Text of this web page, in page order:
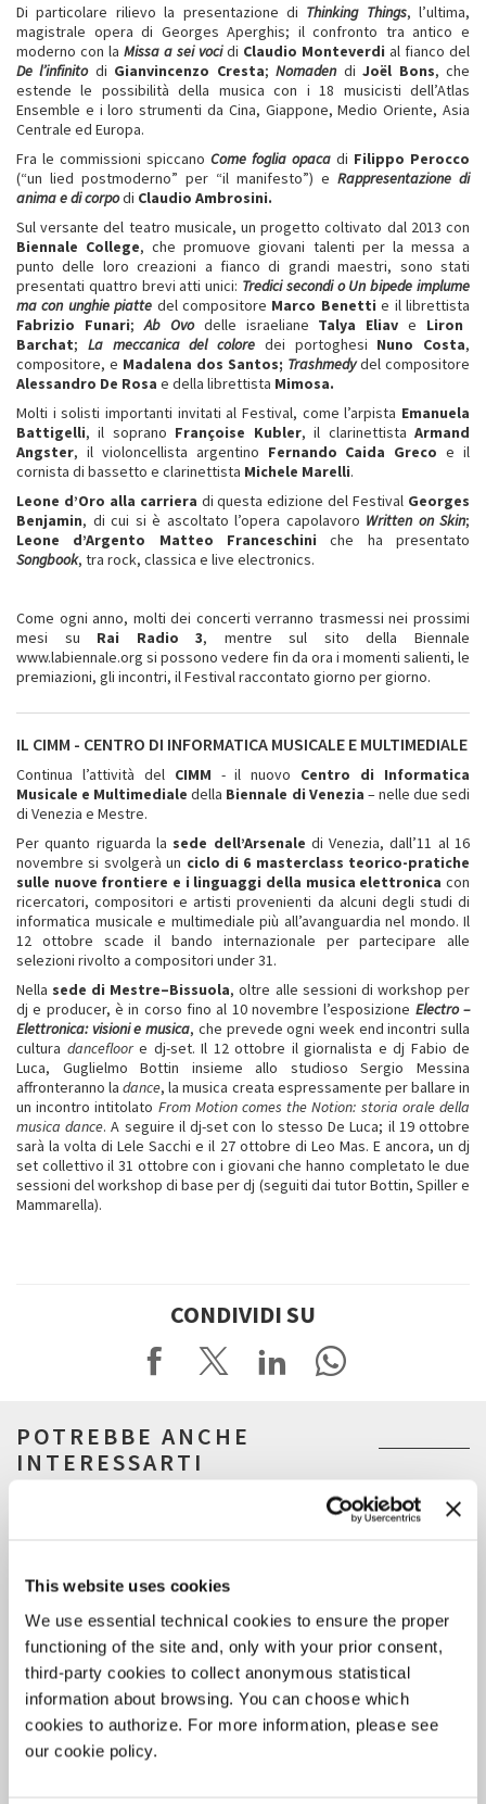
This website uses cookies
We use essential technical cookies to ensure the proper
functioning of the site and, only with your prior consent,
third-party cookies to collect anonymous statistical
information about browsing. You can choose which
cookies to authorize. For more information, please see
our cookie policy.
Di particolare rilievo la presentazione di Thinking Things, l’ultima,
magistrale opera di Georges Aperghis; il confronto tra antico e
moderno con la Missa a sei vocidi Claudio Monteverdi al fianco del
De l’infinitodi Gianvincenzo Cresta;NomadendiJoël Bons, che
estende le possibilità della musica con i 18 musicisti dell’Atlas
Ensemble e i loro strumenti da Cina, Giappone, Medio Oriente, Asia
Centrale ed Europa.
Fra le commissioni spiccano Come foglia opaca di Filippo Perocco
(“un lied postmoderno” per “il manifesto”) e Rappresentazione di
anima e di corpodi Claudio Ambrosini.
Sul versante del teatro musicale, un progetto coltivato dal 2013 con
Biennale College, che promuove giovani talenti per la messa a
punto delle loro creazioni a fianco di grandi maestri, sono stati
presentati quattro brevi atti unici: Tredici secondi o Un bipede implume
ma con unghie piatte del compositore Marco Benettie il librettista
Fabrizio Funari;Ab Ovo delle israeliane Talya Eliave Liron
Barchat; La meccanica del colore dei portoghesi Nuno Costa,
compositore, e Madalena dos Santos; Trashmedydel compositore
Alessandro De Rosa e della librettista Mimosa.
Molti i solisti importanti invitati al Festival, come l’arpista Emanuela
Battigelli, il soprano Françoise Kubler, il clarinettistaArmand
Angster, il violoncellista argentino Fernando Caida Greco e il
cornista di bassetto e clarinettista Michele Marelli.
Leone d’Oro alla carriera di questa edizione del Festival Georges
Benjamin, di cui si è ascoltato l’opera capolavoro Written on Skin;
Leone d’Argento
Matteo Franceschini che ha presentato
Songbook, tra rock, classica e live electronics.
Come ogni anno, molti dei concerti verranno trasmessi nei prossimi
mesi su Rai Radio 3, mentre sul sito della Biennale
www.labiennale.org si possono vedere fin da ora i momenti salienti, le
premiazioni, gli incontri, il Festival raccontato giorno per giorno.
IL CIMM - CENTRO DI INFORMATICA MUSICALE E MULTIMEDIALE
Continua l’attività del CIMM - il nuovo Centro di Informatica
Musicale e Multimedialedella Biennale di Venezia – nelle due sedi
di Venezia e Mestre.
Per quanto riguarda la sede dell’Arsenale di Venezia, dall’11 al 16
novembre si svolgerà un ciclo di 6 masterclass teorico-pratiche
sulle nuove frontiere e i linguaggi della musica elettronica con
ricercatori, compositori e artisti provenienti da alcuni degli studi di
informatica musicale e multimediale più all’avanguardia nel mondo. Il
12 ottobre scade il bando internazionale per partecipare alle
selezioni rivolto a compositori under 31.
Nella sede di Mestre–Bissuola, oltre alle sessioni di workshop per
dj e producer, è in corso fino al 10 novembre l’esposizione Electro –
Elettronica: visioni e musica, che prevede ogni week end incontri sulla
cultura dancefloore dj-set. Il 12 ottobre il giornalista e dj Fabio de
Luca, Guglielmo Bottin insieme allo studioso Sergio Messina
affronteranno ladance, la musica creata espressamente per ballare in
un incontro intitolato From Motion comes the Notion: storia orale della
musica dance. A seguire il dj-set con lo stesso De Luca; il 19 ottobre
sarà la volta di Lele Sacchi e il 27 ottobre di Leo Mas. E ancora, un dj
set collettivo il 31 ottobre con i giovani che hanno completato le due
sessioni del workshop di base per dj (seguiti dai tutor Bottin, Spiller e
Mammarella).
CONDIVIDI SU
POTREBBE ANCHE
INTERESSARTI